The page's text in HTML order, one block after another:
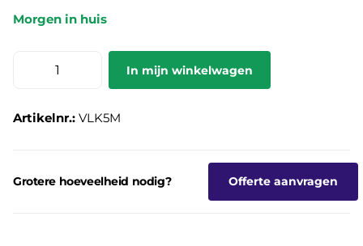
Morgen in huis
In mijn winkelwagen
Artikelnr.: VLK5M
Grotere hoeveelheid nodig? Offerte aanvragen